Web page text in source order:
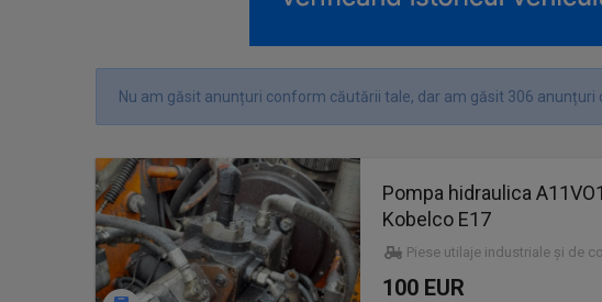
Nu am găsit anunțuri conform căutării tale, dar am găsit 306 anunțuri
Pompa hidraulica
Kobelco E17
Piese utilaje industriale și de
100 EUR